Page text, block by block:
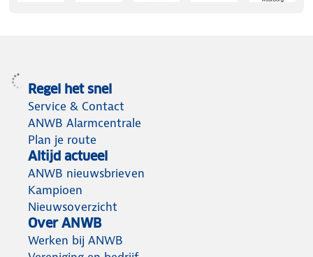
Regel het snel
Service & Contact
ANWB Alarmcentrale
Plan je route
Altijd actueel
ANWB nieuwsbrieven
Kampioen
Nieuwsoverzicht
Over ANWB
Werken bij ANWB